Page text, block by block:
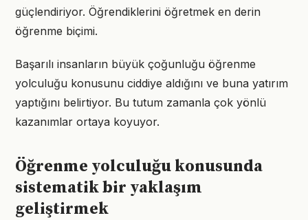
güçlendiriyor. Öğrendiklerini öğretmek en derin
öğrenme biçimi.
Başarılı insanların büyük çoğunluğu öğrenme
yolculuğu konusunu ciddiye aldığını ve buna yatırım
yaptığını belirtiyor. Bu tutum zamanla çok yönlü
kazanımlar ortaya koyuyor.
Öğrenme yolculuğu konusunda
sistematik bir yaklaşım
geliştirmek